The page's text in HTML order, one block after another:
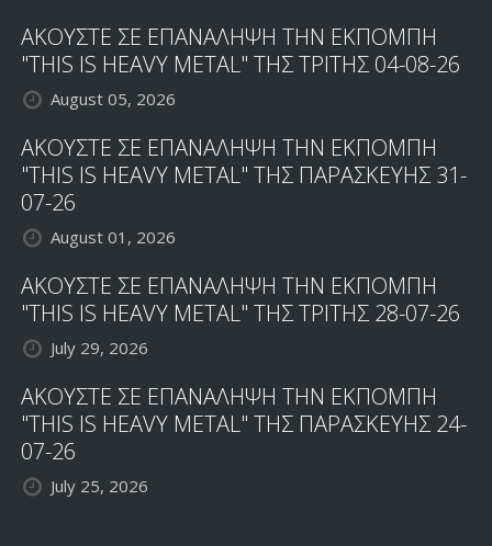
ΑΚΟΥΣΤΕ ΣΕ ΕΠΑΝΑΛΗΨΗ ΤΗΝ ΕΚΠΟΜΠΗ
"THIS IS HEAVY METAL" ΤΗΣ ΤΡΙΤΗΣ 04-08-26
August 05, 2026
ΑΚΟΥΣΤΕ ΣΕ ΕΠΑΝΑΛΗΨΗ ΤΗΝ ΕΚΠΟΜΠΗ
"THIS IS HEAVY METAL" ΤΗΣ ΠΑΡΑΣΚΕΥΗΣ 31-
07-26
August 01, 2026
ΑΚΟΥΣΤΕ ΣΕ ΕΠΑΝΑΛΗΨΗ ΤΗΝ ΕΚΠΟΜΠΗ
"THIS IS HEAVY METAL" ΤΗΣ ΤΡΙΤΗΣ 28-07-26
July 29, 2026
ΑΚΟΥΣΤΕ ΣΕ ΕΠΑΝΑΛΗΨΗ ΤΗΝ ΕΚΠΟΜΠΗ
"THIS IS HEAVY METAL" ΤΗΣ ΠΑΡΑΣΚΕΥΗΣ 24-
07-26
July 25, 2026